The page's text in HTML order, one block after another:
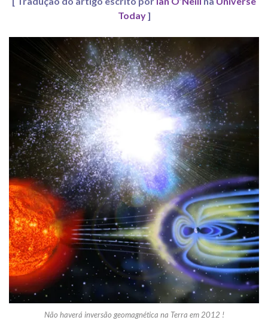
Today]
Não haverá inversão geomagnética na Terra em 2012 !